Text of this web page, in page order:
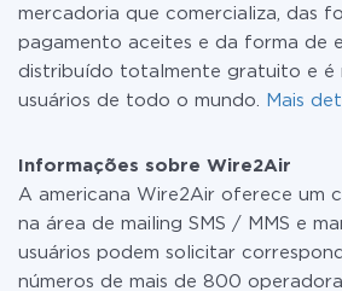
mercadoria que comercializa, das
pagamento aceites e da forma de
distribuído totalmente gratuito e é
usuários de todo o mundo.
Mais
Informações sobre Wire2Air
A americana Wire2Air oferece um
na área de mailing SMS / MMS e
usuários podem solicitar
números de mais de 800